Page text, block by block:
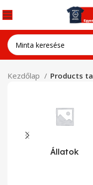
Kezdőlap Products
Állatok